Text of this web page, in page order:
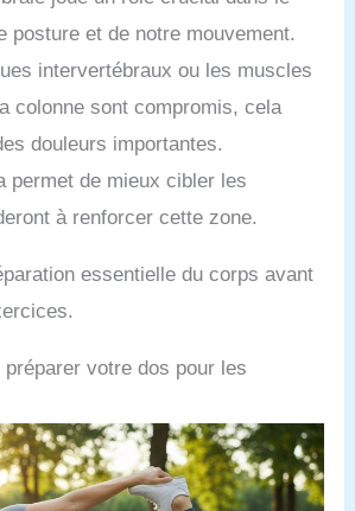
posture et de notre mouvement.
intervertébraux ou les muscles
colonne sont compromis, cela
douleurs importantes.
permet de mieux cibler les
à renforcer cette zone.
essentielle du corps avant
préparer votre dos pour les